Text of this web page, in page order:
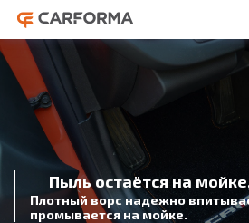
Пыль остаётся на
Плотный ворс надежно
промывается на мойке.